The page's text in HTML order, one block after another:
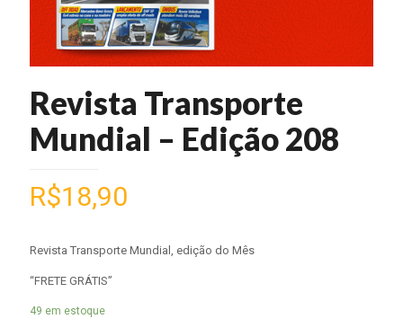
Revista Transporte
Mundial – Edição 208
R$18,90
Revista Transporte Mundial, edição do Mês
“FRETE GRÁTIS”
49 em estoque